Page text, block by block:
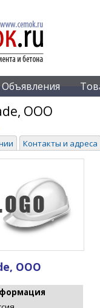
Объявления
ООО
Контакты и адреса
ООО